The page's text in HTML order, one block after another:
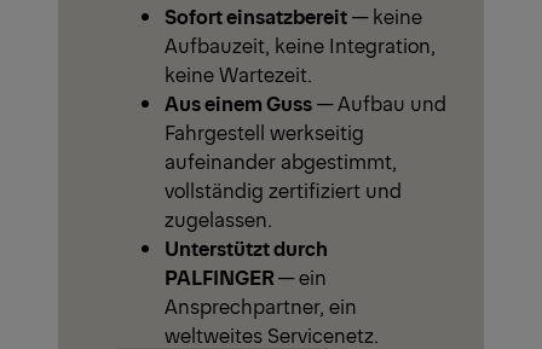
Sofort einsatzbereit— keine
Aufbauzeit, keine Integration,
keine Wartezeit.
Aus einem Guss— Aufbau und
Fahrgestell werkseitig
aufeinander abgestimmt,
vollständig zertifiziert und
zugelassen.
Unterstützt durch
PALFINGER— ein
Ansprechpartner, ein
weltweites Servicenetz.